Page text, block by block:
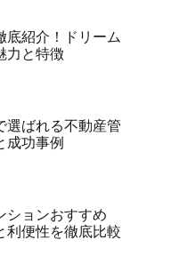
底紹介！ドリーム
力と特徴
選ばれる不動産管
成功事例
ションおすすめ
利便性を徹底比較